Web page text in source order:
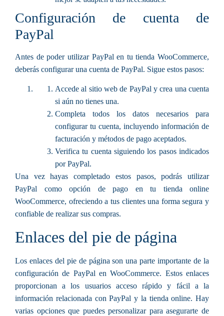
Configuración de cuenta de
PayPal
Antes de poder utilizar PayPal en tu tienda WooCommerce,
deberás configurar una cuenta de PayPal. Sigue estos pasos:
Accede al sitio web de PayPal y crea una cuenta
si aún no tienes una.
Completa todos los datos necesarios para
configurar tu cuenta, incluyendo información de
facturación y métodos de pago aceptados.
Verifica tu cuenta siguiendo los pasos indicados
por PayPal.
Una vez hayas completado estos pasos, podrás utilizar
PayPal como opción de pago en tu tienda online
WooCommerce, ofreciendo a tus clientes una forma segura y
confiable de realizar sus compras.
Enlaces del pie de página
Los enlaces del pie de página son una parte importante de la
configuración de PayPal en WooCommerce. Estos enlaces
proporcionan a los usuarios acceso rápido y fácil a la
información relacionada con PayPal y la tienda online. Hay
varias opciones que puedes personalizar para asegurarte de